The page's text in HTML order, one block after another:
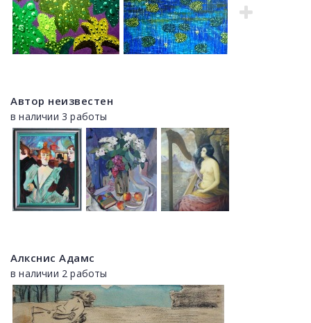
Автор неизвестен
в наличии 3 работы
Алкснис Адамс
в наличии 2 работы